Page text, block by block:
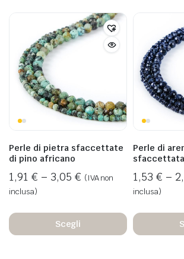
Perle di pietra sfaccettate
di pino africano
1,91 € – 3,05 € (IVA non
inclusa)
Scegli
Perle di
sfaccettata
1,53 € –
inclusa)